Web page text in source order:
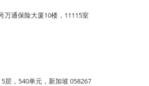
万通保险大厦10楼，11115室
层，540单元，新加坡 058267